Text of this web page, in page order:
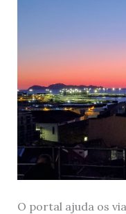
O portal ajuda os